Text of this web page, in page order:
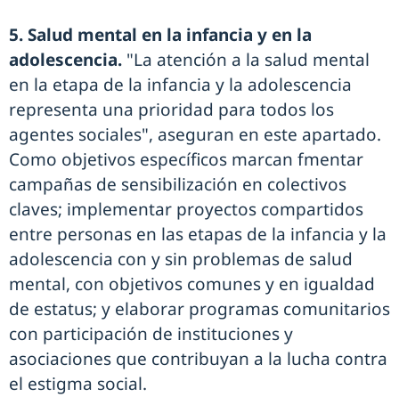
5. Salud mental en la infancia y en la
adolescencia. "La atención a la salud mental
en la etapa de la infancia y la adolescencia
representa una prioridad para todos los
agentes sociales", aseguran en este apartado.
Como objetivos específicos marcan fmentar
campañas de sensibilización en colectivos
claves; implementar proyectos compartidos
entre personas en las etapas de la infancia y la
adolescencia con y sin problemas de salud
mental, con objetivos comunes y en igualdad
de estatus; y elaborar programas comunitarios
con participación de instituciones y
asociaciones que contribuyan a la lucha contra
el estigma social.